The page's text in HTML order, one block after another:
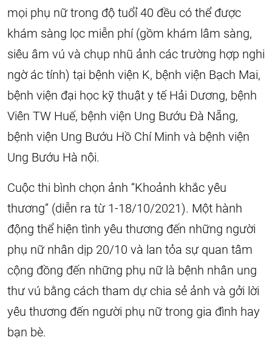
mọi phụ nữ trong độ tuổỉ 40 đều có thể được
khám sàng lọc miễn phí (gồm khám lâm sàng,
siêu âm vú và chụp nhũ ảnh các trường hợp nghi
ngờ ác tính) tại bệnh viện K, bệnh viện Bạch Mai,
bệnh viện đại học kỹ thuật y tế Hải Dương, bệnh
Viên TW Huế, bệnh viện Ung Bướu Đà Nẵng,
bệnh viện Ung Bướu Hồ Chí Minh và bệnh viện
Ung Bướu Hà nội.
Cuộc thi bình chọn ảnh “Khoảnh khắc yêu
thương” (diễn ra từ 1-18/10/2021). Một hành
động thể hiện tình yêu thương đến những người
phụ nữ nhân dịp 20/10 và lan tỏa sự quan tâm
cộng đồng đến những phụ nữ là bệnh nhân ung
thư vú bằng cách tham dự chia sẻ ảnh và gởi lời
yêu thương đến người phụ nữ trong gia đình hay
bạn bè.